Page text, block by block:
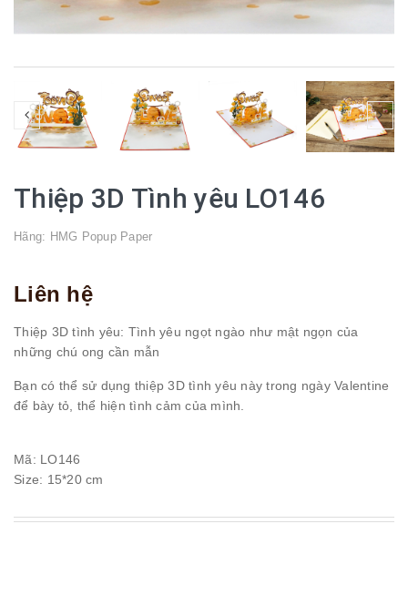
Thiệp 3D Tình yêu LO146
Hãng: HMG Popup Paper
Liên hệ
Thiệp 3D tình yêu: Tình yêu ngọt ngào như mật ngọn của
những chú ong cần mẫn
Bạn có thể sử dụng thiệp 3D tình yêu này trong ngày Valentine
để bày tỏ, thể hiện tình cảm của mình.
Mã: LO146
Size: 15*20 cm